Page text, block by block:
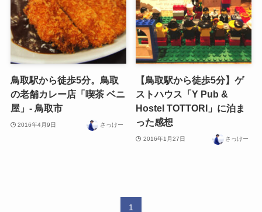
鳥取駅から徒歩5分。鳥取
の老舗カレー店「喫茶 ベニ
屋」- 鳥取市
2016年4月9日 さっけー
【鳥取駅から徒歩5分】ゲ
ストハウス「Y Pub &
Hostel TOTTORI」に泊ま
った感想
2016年1月27日 さっけー
1